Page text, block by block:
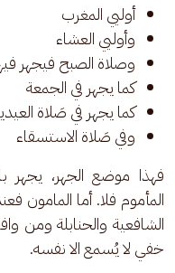
أوليي المغرب
وأوليي العشاء
وصلاة الصبح فيجهر
كما يجهر في الجمعة
كما يجهر في صَلاة
وفي صَلاة الاستسقاء
فهذا موضع الجهر، يجهر
المأموم فلا. أما المامون
الشافعية والحنابلة ومن
خفي لا يُسمع الا نفسه.